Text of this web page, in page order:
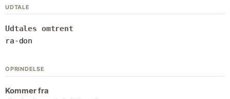
UDTALE
Udtales omtrent
ra-don
OPRINDELSE
Kommer fra